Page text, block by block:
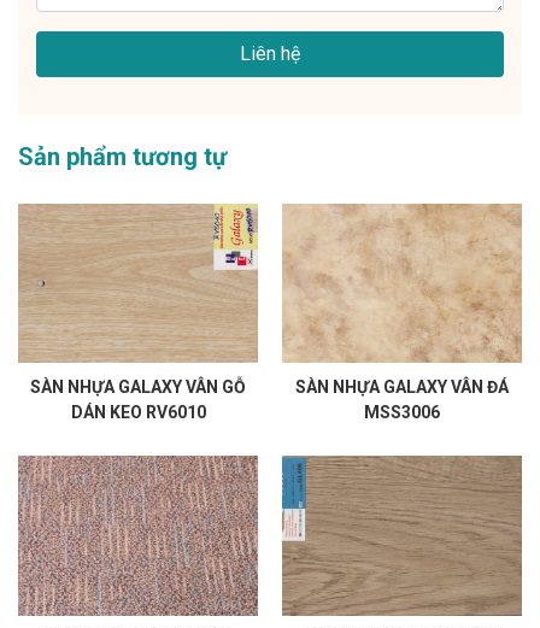
Liên hệ
Sản phẩm tương tự
SÀN NHỰA GALAXY VÂN GỖ
DÁN KEO RV6010
SÀN NHỰA GALAXY VÂN ĐÁ
MSS3006